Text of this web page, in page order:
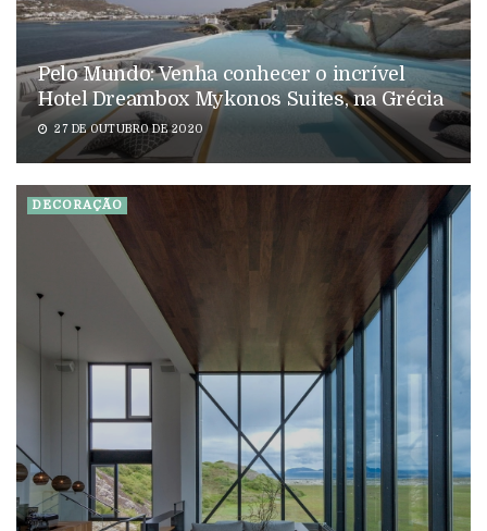
Pelo Mundo: Venha conhecer o incrível
Hotel Dreambox Mykonos Suites, na Grécia
27 DE OUTUBRO DE 2020
DECORAÇÃO